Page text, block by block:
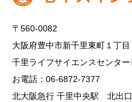
〒560-0082
大阪府豊中市新千里東町１丁目
千里ライフサイエンスセンタ
お電話：06-6872-7377
北大阪急行 千里中央駅 北出